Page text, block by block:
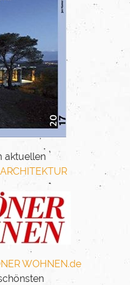
aktuellen
WOHNEN.de